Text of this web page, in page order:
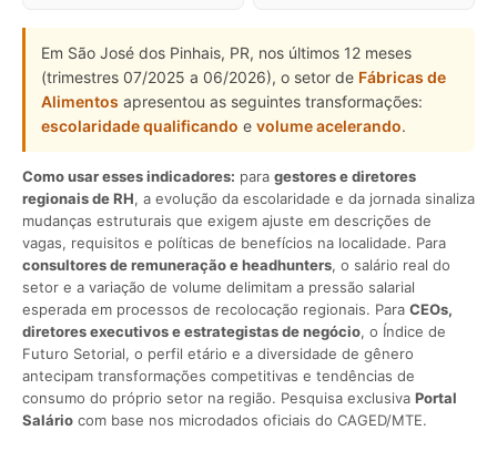
Em São José dos Pinhais, PR, nos últimos 12 meses
(trimestres 07/2025 a 06/2026), o setor de Fábricas de
Alimentos apresentou as seguintes transformações:
escolaridade qualificando e volume acelerando.
Como usar esses indicadores: para gestores e diretores
regionais de RH, a evolução da escolaridade e da jornada sinaliza
mudanças estruturais que exigem ajuste em descrições de
vagas, requisitos e políticas de benefícios na localidade. Para
consultores de remuneração e headhunters, o salário real do
setor e a variação de volume delimitam a pressão salarial
esperada em processos de recolocação regionais. Para CEOs,
diretores executivos e estrategistas de negócio, o Índice de
Futuro Setorial, o perfil etário e a diversidade de gênero
antecipam transformações competitivas e tendências de
consumo do próprio setor na região. Pesquisa exclusiva Portal
Salário com base nos microdados oficiais do CAGED/MTE.